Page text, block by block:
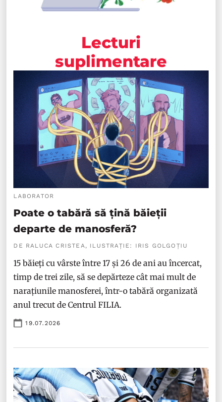
Lecturi
suplimentare
LABORATOR
Poate o tabără să țină băieții
departe de manosferă?
DE RALUCA CRISTEA, ILUSTRAȚIE: IRIS GOLGOȚIU
15 băieți cu vârste între 17 și 26 de ani au încercat,
timp de trei zile, să se depărteze cât mai mult de
narațiunile manosferei, într-o tabără organizată
anul trecut de Centrul FILIA.
19.07.2026